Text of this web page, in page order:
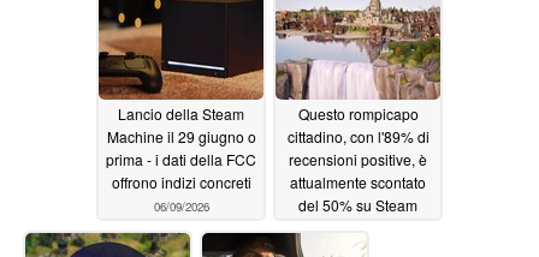
Lancio della Steam
Machine il 29 giugno o
prima - i dati della FCC
offrono indizi concreti
06/09/2026
Questo rompicapo
cittadino, con l'89% di
recensioni positive, è
attualmente scontato
del 50% su Steam